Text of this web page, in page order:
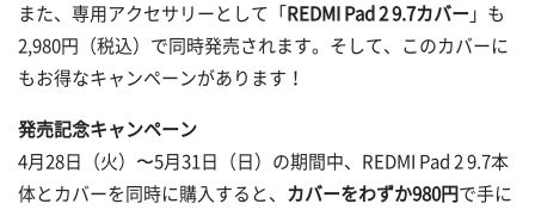
また、専用アクセサリーとして「REDMI Pad 2 9.7カバー 」も
2,980円（税込）で同時発売されます。そして、このカバーに
もお得なキャンペーンがあります！
発売記念キャンペーン
4月28日（火）〜5月31日（日）の期間中、REDMI Pad 2 9.7本
体とカバーを同時に購入すると、 カバーをわずか980円で手に